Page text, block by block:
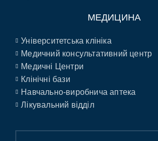
МЕДИЦИНА
Університетська клініка
Медичний консультативний центр
Медичні Центри
Клінічні бази
Навчально-виробнича аптека
Лікувальний відділ